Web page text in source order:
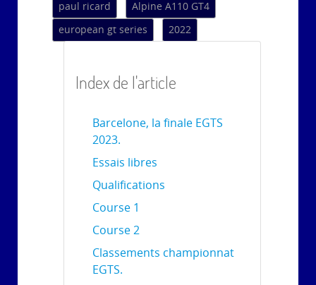
paul ricard
Alpine A110 GT4
european gt series
2022
Index de l'article
Barcelone, la finale EGTS
2023.
Essais libres
Qualifications
Course 1
Course 2
Classements championnat
EGTS.